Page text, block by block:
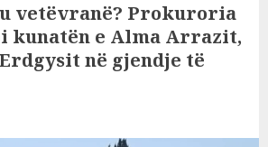
vetëvranë? Prokuroria
kunatën e Alma Arrazit,
në gjendje të